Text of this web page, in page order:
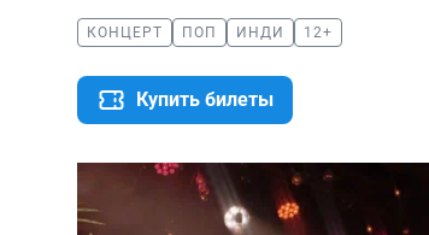
КОНЦЕРТ ПОП ИНДИ 12+
Купить билеты